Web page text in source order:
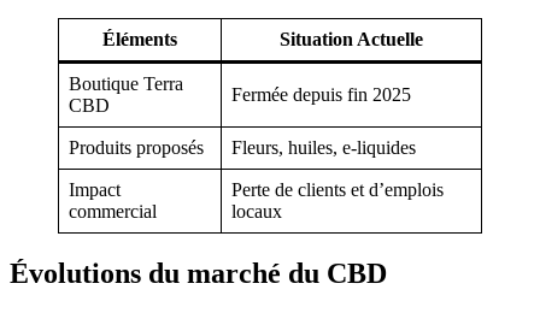
Éléments Situation Actuelle
Boutique Terra
CBD
Fermée depuis fin 2025
Produits proposés Fleurs, huiles, e-liquides
Impact
commercial
Perte de clients et d’emplois
locaux
Évolutions du marché du CBD